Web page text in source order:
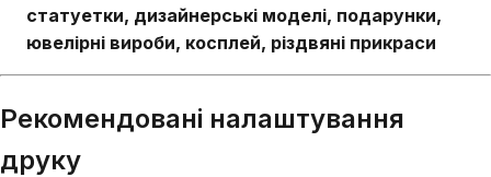
статуетки, дизайнерські моделі, подарунки,
ювелірні вироби, косплей, різдвяні прикраси
Рекомендовані налаштування
друку